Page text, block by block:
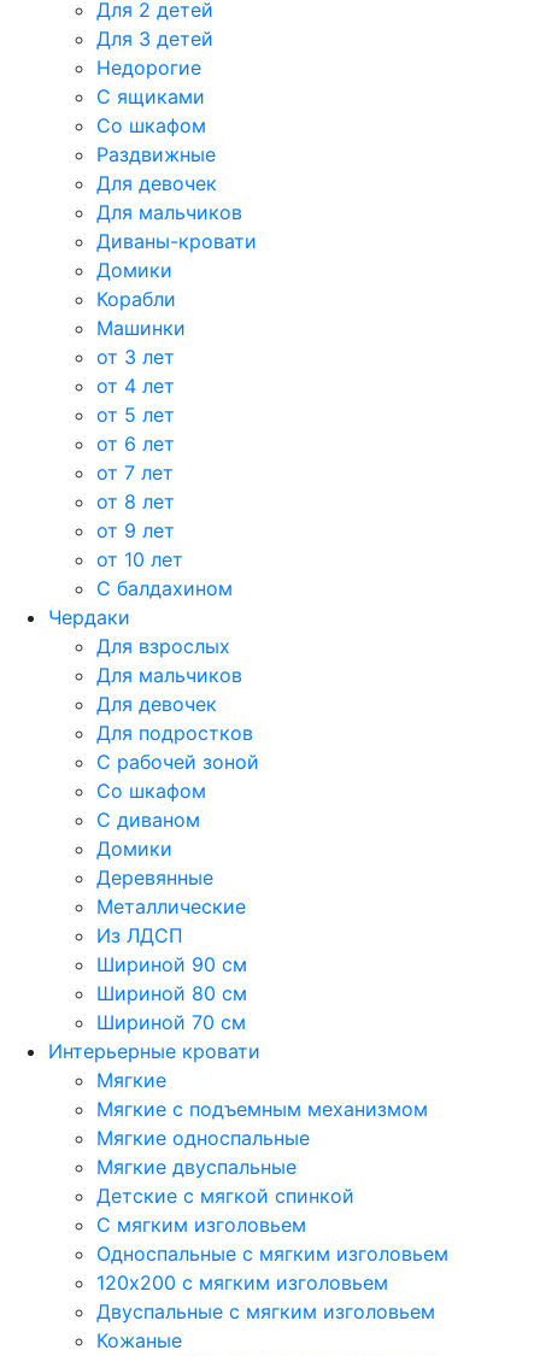
Для 2 детей
Для 3 детей
Недорогие
С ящиками
Со шкафом
Раздвижные
Для девочек
Для мальчиков
Диваны-кровати
Домики
Корабли
Машинки
от 3 лет
от 4 лет
от 5 лет
от 6 лет
от 7 лет
от 8 лет
от 9 лет
от 10 лет
С балдахином
Чердаки
Для взрослых
Для мальчиков
Для девочек
Для подростков
С рабочей зоной
Со шкафом
С диваном
Домики
Деревянные
Металлические
Из ЛДСП
Шириной 90 см
Шириной 80 см
Шириной 70 см
Интерьерные кровати
Мягкие
Мягкие с подъемным механизмом
Мягкие односпальные
Мягкие двуспальные
Детские с мягкой спинкой
С мягким изголовьем
Односпальные с мягким изголовьем
120х200 с мягким изголовьем
Двуспальные с мягким изголовьем
Кожаные